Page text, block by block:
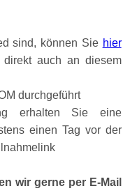
sind, können Sie hier
direkt auch an diesem
durchgeführt
erhalten Sie eine
einen Tag vor der
wir gerne per E-Mail